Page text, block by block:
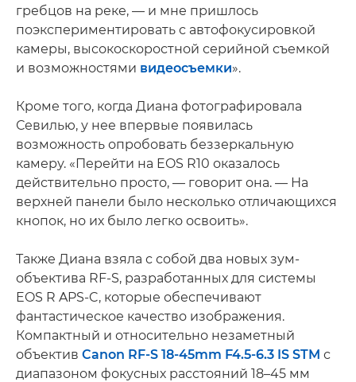
гребцов на реке, — и мне пришлось
поэкспериментировать с автофокусировкой
камеры, высокоскоростной серийной съемкой
и возможностями видеосъемки».
Кроме того, когда Диана фотографировала
Севилью, у нее впервые появилась
возможность опробовать беззеркальную
камеру. «Перейти на EOS R10 оказалось
действительно просто, — говорит она. — На
верхней панели было несколько отличающихся
кнопок, но их было легко освоить».
Также Диана взяла с собой два новых зум-
объектива RF-S, разработанных для системы
EOS R APS-C, которые обеспечивают
фантастическое качество изображения.
Компактный и относительно незаметный
объектив Canon RF-S 18-45mm F4.5-6.3 IS STM с
диапазоном фокусных расстояний 18–45 мм